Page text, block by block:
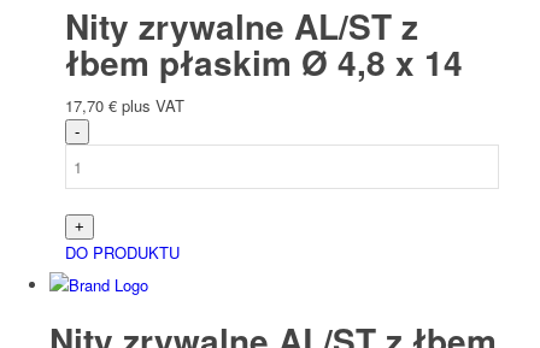
Nity zrywalne AL/ST z
łbem płaskim Ø 4,8 x 14
17,70 € plus VAT
DO PRODUKTU